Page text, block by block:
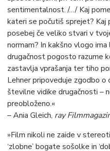
sentimentalnost. /…/ Kaj
kateri se počutiš sprejet? Kaj
posebej če veliko stvari v
normam? In kakšno vlogo
drugačnost pogosto razume
zastavlja vprašanja ter tiho
Lehner pripoveduje zgodbo o
številne vidike drugačnosti –
preobloženo.«
– Ania Gleich, ray
»Film nikoli ne zaide v
‘zlobne’ bogate sošolke in